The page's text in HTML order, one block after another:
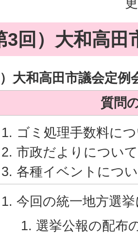
3回）大和高田
大和高田市議会定例
質問
ゴミ処理手数料に
市政だよりについて
各種イベントにつ
今回の統一地方選
選挙公報の配布